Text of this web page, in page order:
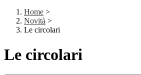
Home >
Novità >
Le circolari
Le circolari